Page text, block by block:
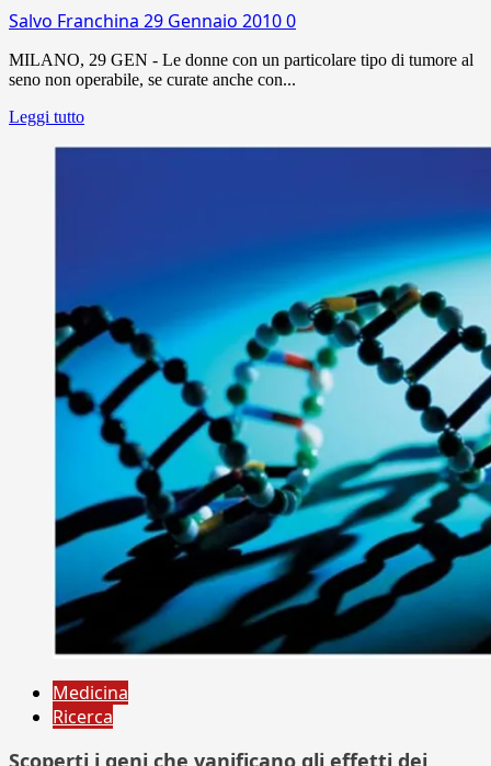
Salvo Franchina 29 Gennaio 20100
MILANO, 29 GEN - Le donne con un particolare tipo di tumore al
seno non operabile, se curate anche con...
Leggi tutto
Medicina
Ricerca
Scoperti i geni che vanificano gli effetti dei